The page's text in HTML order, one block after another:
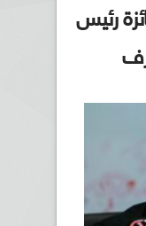
رئيس